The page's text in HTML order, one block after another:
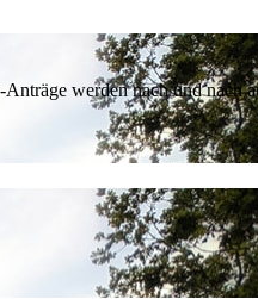
werden nach und nach